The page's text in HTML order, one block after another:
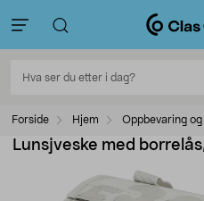
Forside Hjem Oppbevaring
Lunsjveske med